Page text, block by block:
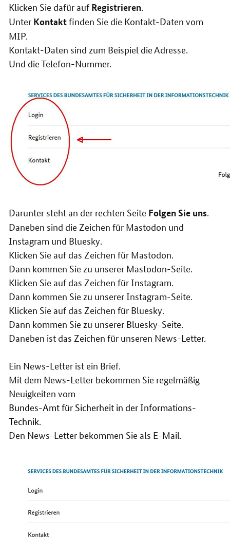
Klicken Sie dafür auf Registrieren.
Unter Kontaktfinden Sie die Kontakt-Daten vom
MIP.
Kontakt-Daten sind zum Beispiel die Adresse.
Und die Telefon-Nummer.
Darunter steht an der rechten Seite Folgen Sie uns.
Daneben sind die Zeichen für Mastodon und
Instagram und Bluesky.
Klicken Sie auf das Zeichen für Mastodon.
Dann kommen Sie zu unserer Mastodon-Seite.
Klicken Sie auf das Zeichen für Instagram.
Dann kommen Sie zu unserer Instagram-Seite.
Klicken Sie auf das Zeichen für Bluesky.
Dann kommen Sie zu unserer Bluesky-Seite.
Daneben ist das Zeichen für unseren News-Letter.
Ein News-Letter ist ein Brief.
Mit dem News-Letter bekommen Sie regelmäßig
Neuigkeiten vom
Bundes-Amt für Sicherheit in der Informations-
Technik.
Den News-Letter bekommen Sie als E-Mail.